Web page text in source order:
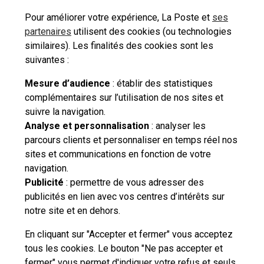
Pour améliorer votre expérience, La Poste et ses
partenaires utilisent des cookies (ou technologies
similaires). Les finalités des cookies sont les
suivantes :
Mesure d’audience : établir des statistiques
complémentaires sur l’utilisation de nos sites et
suivre la navigation.
Analyse et personnalisation : analyser les
parcours clients et personnaliser en temps réel nos
sites et communications en fonction de votre
navigation.
Publicité : permettre de vous adresser des
publicités en lien avec vos centres d’intérêts sur
notre site et en dehors.
En cliquant sur "Accepter et fermer" vous acceptez
tous les cookies. Le bouton "Ne pas accepter et
colis ?
Besoin d'aide complémentaire ?
Vous n'avez pas trouvé de solution parmi nos FAQs,
vous souhaitez nous contacter ou déposer une
réclamation ?
contacter